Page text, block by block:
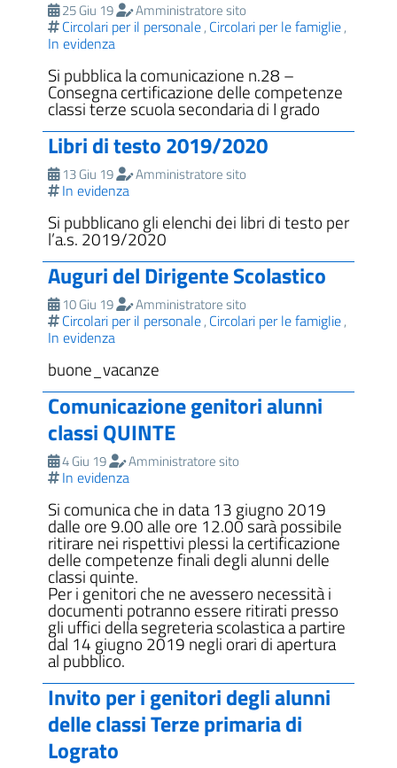
25 Giu 19 Amministratore sito
Circolari per il personale, Circolari per le famiglie,
In evidenza
Si pubblica la comunicazione n.28 –
Consegna certificazione delle competenze
classi terze scuola secondaria di I grado
Libri di testo 2019/2020
13 Giu 19 Amministratore sito
In evidenza
Si pubblicano gli elenchi dei libri di testo per
l’a.s. 2019/2020
Auguri del Dirigente Scolastico
10 Giu 19 Amministratore sito
Circolari per il personale, Circolari per le famiglie,
In evidenza
buone_vacanze
Comunicazione genitori alunni
classi QUINTE
4 Giu 19 Amministratore sito
In evidenza
Si comunica che in data 13 giugno 2019
dalle ore 9.00 alle ore 12.00 sarà possibile
ritirare nei rispettivi plessi la certificazione
delle competenze finali degli alunni delle
classi quinte.
Per i genitori che ne avessero necessità i
documenti potranno essere ritirati presso
gli uffici della segreteria scolastica a partire
dal 14 giugno 2019 negli orari di apertura
al pubblico.
Invito per i genitori degli alunni
delle classi Terze primaria di
Lograto